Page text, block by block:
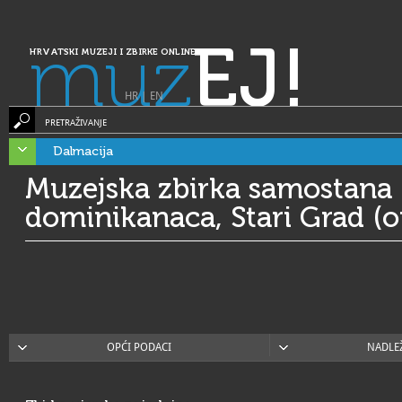
HRVATSKI MUZEJI I ZBIRKE ONLINE
muzEJ!
HR| EN
PRETRAŽIVANJE
Dalmacija
Muzejska zbirka samostana
dominikanaca, Stari Grad
OPĆI PODACI